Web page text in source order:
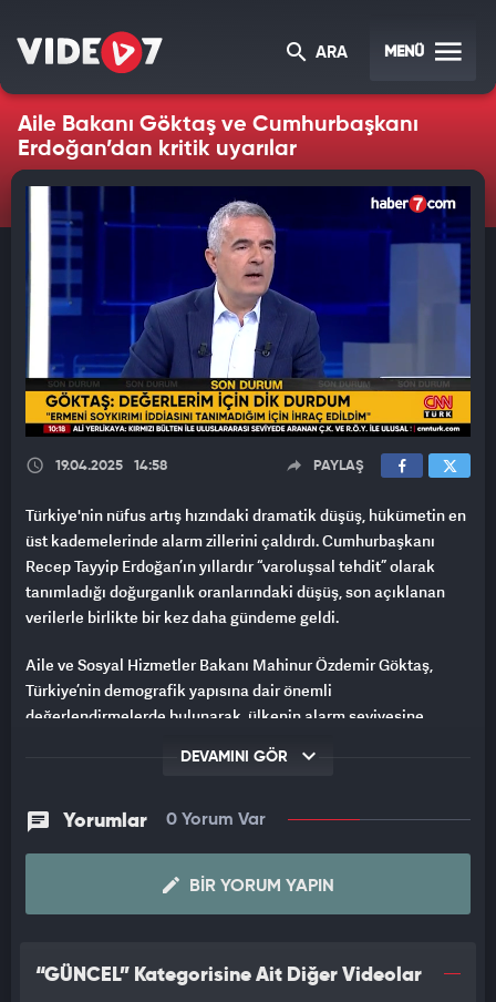
ARA MENÜ
Aile Bakanı Göktaş ve Cumhurbaşkanı
Erdoğan’dan kritik uyarılar
19.04.2025 14:58 PAYLAŞ
Türkiye'nin nüfus artış hızındaki dramatik düşüş, hükümetin en
üst kademelerinde alarm zillerini çaldırdı. Cumhurbaşkanı
Recep Tayyip Erdoğan’ın yıllardır “varoluşsal tehdit” olarak
tanımladığı doğurganlık oranlarındaki düşüş, son açıklanan
verilerle birlikte bir kez daha gündeme geldi.
Aile ve Sosyal Hizmetler Bakanı Mahinur Özdemir Göktaş,
Türkiye’nin demografik yapısına dair önemli
değerlendirmelerde bulunarak, ülkenin alarm seviyesine
seviyesinde. Oysa nüfusun kendini yenileme oranı 2.1’dir. Yani
Bakan Göktaş, bu düşüşün yalnızca nüfus yapısını değil,
"Üretimden istihdama, sağlıktan sosyal hizmetlere kadar pek
gönderecek genç bulamayabiliriz. 2050 yılında nüfusumuz
zirveye ulaşacak ve ardından azalmaya başlayacak. Şu an 65
DEVAMINI GÖR
Yorumlar 0 Yorum Var
BIR YORUM YAPIN
“GÜNCEL” Kategorisine Ait Diğer Videolar